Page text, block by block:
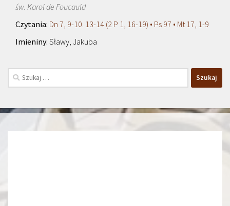
św. Karol de Foucauld
Dn 7, 9-10. 13-14 (2 P 1, 16-19) • Ps 97 • Mt 17, 1-9
Sławy, Jakuba
Szukaj: